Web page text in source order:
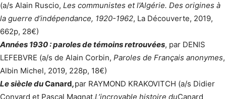
(a/s Alain Ruscio, Les communistes et l’Algérie. Des origines à
la guerre d’indépendance, 1920-1962, La Découverte, 2019,
662p, 28€)
Années 1930 : paroles de témoins retrouvées, par DENIS
LEFEBVRE (a/s de Alain Corbin, Paroles de Français anonymes,
Albin Michel, 2019, 228p, 18€)
Le siècle duCanard,par RAYMOND KRAKOVITCH (a/s Didier
Convard et Pascal Magnat,L’incroyable histoire duCanard